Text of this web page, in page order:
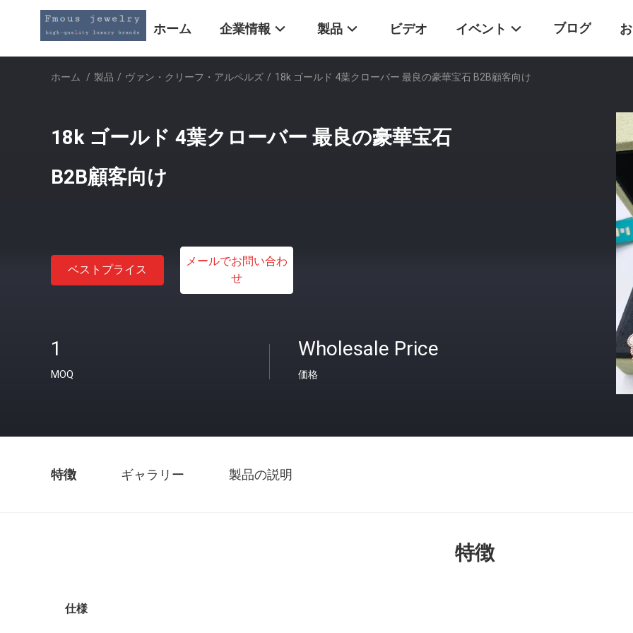
ホーム 企業情報 製品 ビデオ イベント ブログ
ホーム / 製品 / ヴァン・クリーフ・アルペルズ / 18k ゴールド 4葉クローバー 最良の豪華宝石 B2B顧客向け
18k ゴールド 4葉クローバー 最良の豪華宝石
B2B顧客向け
ベストプライス
メールでお問い合わ
せ
1
MOQ
Wholesale Price
価格
特徴 ギャラリー 製品の説明
特徴
仕様